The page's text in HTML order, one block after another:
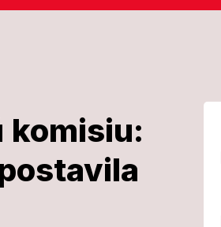
komisiu:
novú